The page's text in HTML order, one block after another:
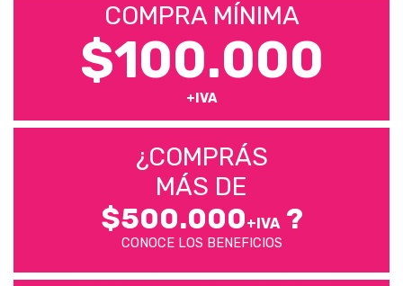
COMPRA MÍNIMA
$100.000
+IVA
¿COMPRÁS
MÁS DE
$500.000+IVA?
CONOCE LOS BENEFICIOS